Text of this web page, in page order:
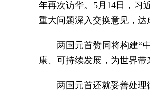
年再次访华。5月14日，习
重大问题深入交换意见，达
两国元首赞同将构建“
康、可持续发展，为世界带
两国元首还就妥善处理